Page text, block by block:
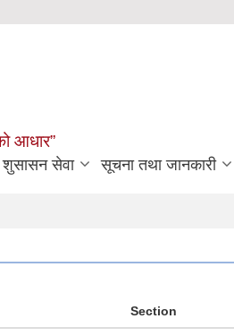
आधार”
शुसासन सेवा सूचना तथा जानकारी
Section